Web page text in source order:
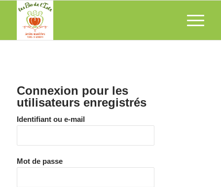
Connexion pour les
utilisateurs enregistrés
Identifiant ou e-mail
Mot de passe